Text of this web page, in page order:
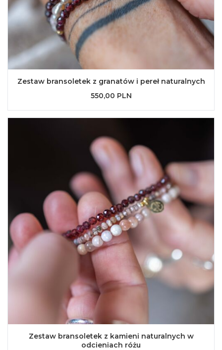
Zestaw bransoletek z granatów i pereł naturalnych
550,00 PLN
Zestaw bransoletek z kamieni naturalnych w
odcieniach różu